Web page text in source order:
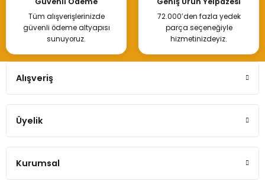
3.500,00 TL
Hemen İncele
Renault Clio Symbol Ön Far-260606079R
Tüm alışverişlerinizde
güvenli ödeme altyapısı
sunuyoruz.
72.000’den fazla yedek
parça seçeneğiyle
hizmetinizdeyiz.
Alışveriş
Üyelik
Kurumsal